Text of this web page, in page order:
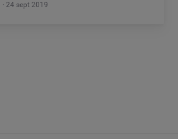
24 sept 2019